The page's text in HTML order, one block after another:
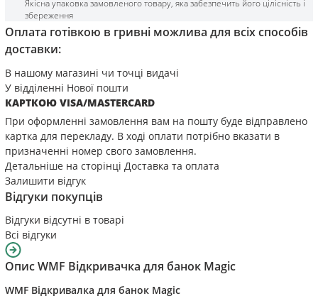
Якісна упаковка замовленого товару, яка забезпечить його цілісність і
збереження
Оплата готівкою в гривні можлива для всіх способів
доставки:
В нашому магазині чи точці видачі
У відділенні Нової пошти
КАРТКОЮ VISA/MASTERCARD
При оформленні замовлення вам на пошту буде відправлено
картка для перекладу. В ході оплати потрібно вказати в
призначенні номер свого замовлення.
Детальніше на сторінці Доставка та оплата
Залишити відгук
Відгуки покупців
Відгуки відсутні в товарі
Всі відгуки
ОписWMF Відкривачка для банок Magic
WMF Відкривалка для банок Magic